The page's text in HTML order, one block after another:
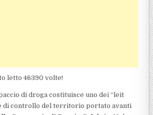
letto 46390 volte!
di droga costituisce uno dei “leit
di controllo del territorio portato avanti